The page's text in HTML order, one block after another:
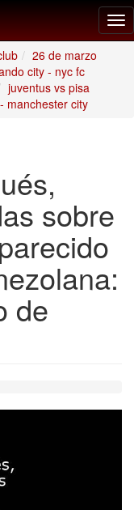
26 de marzo
city - nyc fc
juventus vs pisa
manchester city
sobre
de